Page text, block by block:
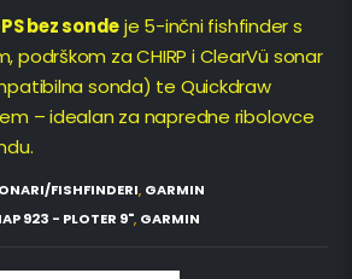
bez sondeje 5-inčni fishfinder s
podrškom za CHIRP i ClearVü sonar
sonda) te Quickdraw
– idealan za napredne ribolovce
FISHFINDERI, GARMIN
923 - PLOTER 9", GARMIN